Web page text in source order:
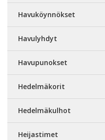
Havuköynnökset
Havulyhdyt
Havupunokset
Hedelmäkorit
Hedelmäkulhot
Heijastimet